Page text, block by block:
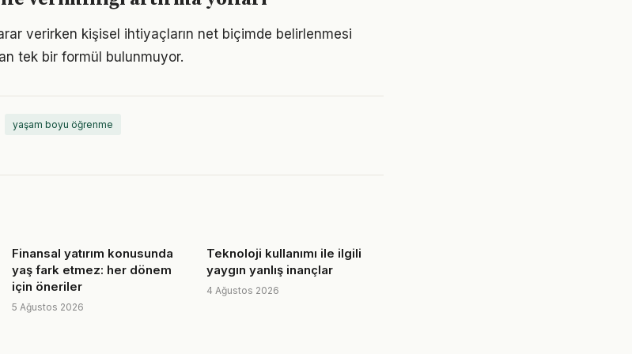
verirken kişisel ihtiyaçların net biçimde belirlenmesi
tek bir formül bulunmuyor.
yaşam boyu öğrenme
Finansal yatırım konusunda
yaş fark etmez: her dönem
için öneriler
5 Ağustos 2026
Teknoloji kullanımı ile ilgili
yaygın yanlış inançlar
4 Ağustos 2026